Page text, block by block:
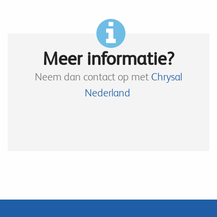
Meer informatie?
Neem dan contact op met Chrysal
Nederland